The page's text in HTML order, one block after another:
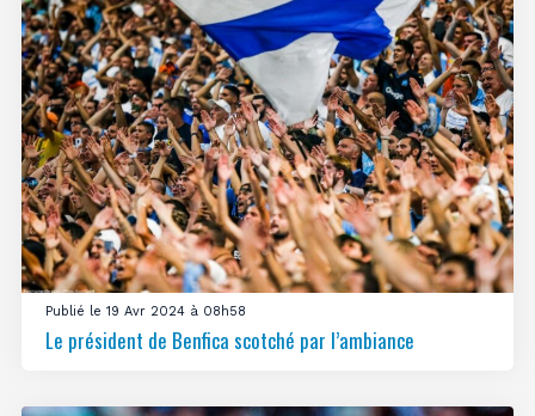
Publié le 19 Avr 2024 à 08h58
Le président de Benfica scotché par l’ambiance